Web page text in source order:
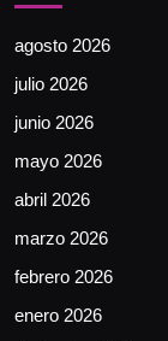
agosto 2026
julio 2026
junio 2026
mayo 2026
abril 2026
marzo 2026
febrero 2026
enero 2026